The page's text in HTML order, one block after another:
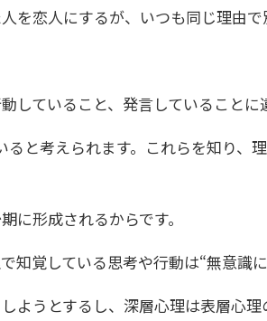
人を恋人にするが、いつも同じ理
していること、発言していること
ると考えられます。これらを知り、
に形成されるからです。
知覚している思考や行動は“無意識
ようとするし、深層心理は表層心